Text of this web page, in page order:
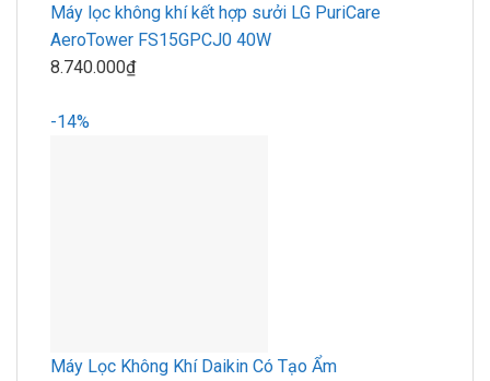
Máy lọc không khí kết hợp sưởi LG PuriCare
AeroTower FS15GPCJ0 40W
8.740.000₫
-14%
Máy Lọc Không Khí Daikin Có Tạo Ẩm